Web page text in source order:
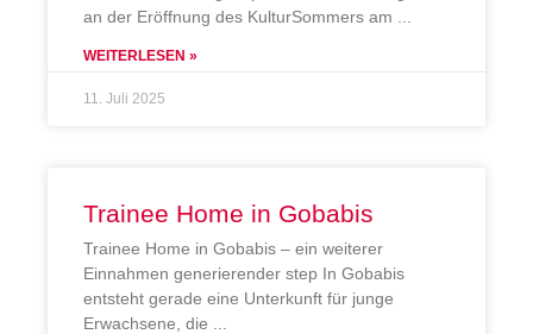
an der Eröffnung des KulturSommers am
WEITERLESEN »
11. Juli 2025
Trainee Home in Gobabis
Trainee Home in Gobabis – ein weiterer
Einnahmen generierender step In Gobabis
entsteht gerade eine Unterkunft für junge
Erwachsene, die